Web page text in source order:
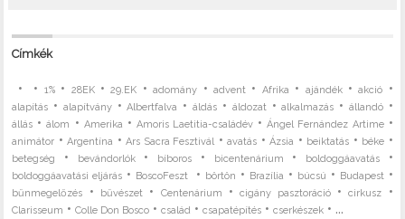
Címkék
• • 1%• 28EK•29.EK •adomány •advent • Afrika • ajándék•akció •
alapítás • alapítvány•Albertfalva •áldás • áldozat•alkalmazás • állandó•
állás •álom • Amerika • Amoris Laetitia-családév •Ángel Fernández Artime•
animátor •Argentína •Ars Sacra Fesztivál •avatás •Ázsia • beiktatás • béke •
betegség • bevándorlók• bíboros • bicentenárium • boldoggáavatás•
boldoggáavatási eljárás • BoscoFeszt • börtön • Brazília • búcsú • Budapest•
bűnmegelőzés • bűvészet• Centenárium •cigány pasztoráció•cirkusz •
Clarisseum •Colle Don Bosco •család •csapatépítés •cserkészek • ...